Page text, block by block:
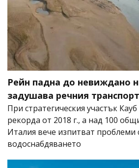
Рейн падна до невиждано
задушава речния
При стратегическия участък
рекорда от 2018 г., а над 100
Италия вече изпитват проблеми
водоснабдяването